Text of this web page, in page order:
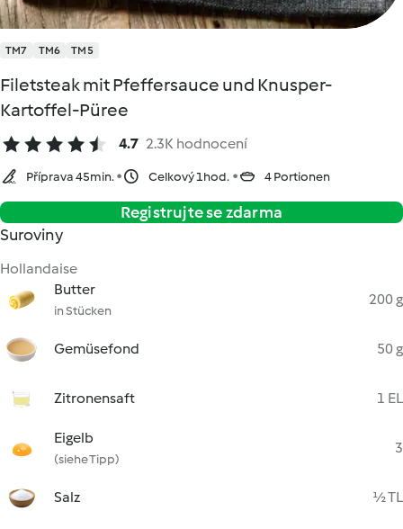
TM7 TM6 TM5
Filetsteak mit Pfeffersauce und Knusper-
Kartoffel-Püree
4.7 2.3K hodnocení
Příprava 45min. Celkový 1hod. 4 Portionen
Registrujte se zdarma
Suroviny
Hollandaise
Butter
in Stücken
200 g
Gemüsefond 50 g
Zitronensaft 1 EL
Eigelb
(siehe Tipp)
3
Salz ½ TL